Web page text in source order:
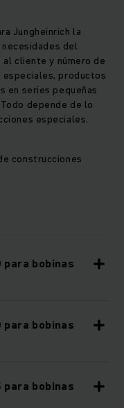
Jungheinrich la
del
cliente y número de
especiales, productos
en series pequeñas
depende de lo
especiales.
construcciones
bobinas
bobinas
bobinas